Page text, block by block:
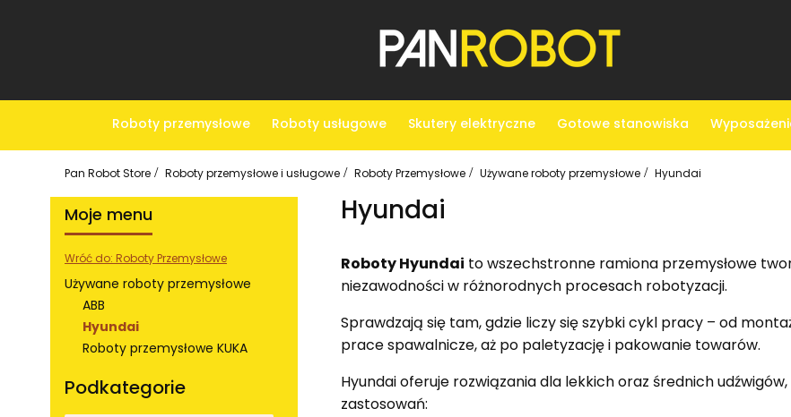
Roboty przemysłowe Roboty usługowe Skutery elektryczne Gotowe stanowiska
Pan Robot Store Roboty przemysłowe i usługowe Roboty Przemysłowe Używane roboty przemysłowe Hyundai
Moje menu
Wróć do: Roboty Przemysłowe
Używane roboty przemysłowe
ABB
Hyundai
Roboty przemysłowe KUKA
Podkategorie
Hyundai
Roboty Hyundai to wszechstronne ramiona przemysłowe
niezawodności w różnorodnych procesach robotyzacji.
Sprawdzają się tam, gdzie liczy się szybki cykl pracy – od
prace spawalnicze, aż po paletyzację i pakowanie towarów.
Hyundai oferuje rozwiązania dla lekkich oraz średnich
zastosowań: